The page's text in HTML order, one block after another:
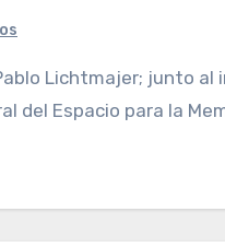
del Espacio para la